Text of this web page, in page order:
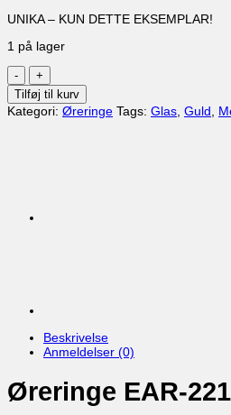
UNIKA – KUN DETTE EKSEMPLAR!
1 på lager
Øreringe
EAR-
221
Unika
Tilføj til kurv
Kategori: Øreringe Tags: Glas, Guld,
Beskrivelse
Anmeldelser (0)
Øreringe EAR-